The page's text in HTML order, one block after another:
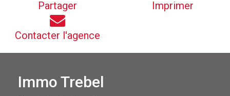
Partager Imprimer
Contacter l'agence
Immo Trebel